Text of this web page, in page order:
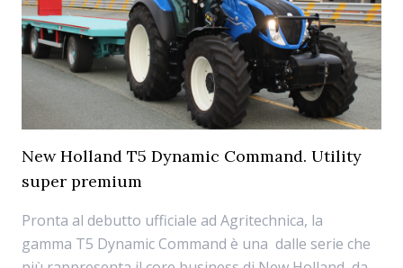
New Holland T5 Dynamic Command. Utility
super premium
Pronta al debutto ufficiale ad Agritechnica, la
gamma T5 Dynamic Command è una dalle serie che